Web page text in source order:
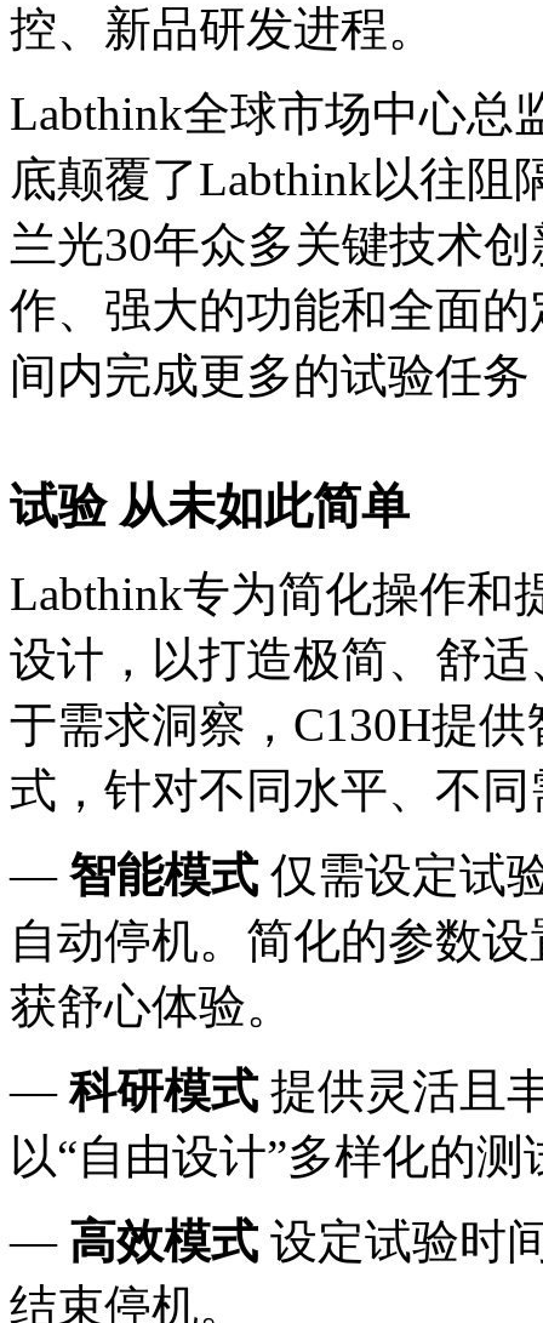
控、新品研发进程。
Labthink全球市场中心总
底颠覆了Labthink以往阻
兰光30年众多关键技术
作、强大的功能和全面
间内完成更多的试验任
试验 从未如此简单
Labthink专为简化操作和
设计，以打造极简、舒
于需求洞察，C130H提
式，针对不同水平、不
— 智能模式仅需设定试
自动停机。简化的参数
获舒心体验。
—科研模式提供灵活且
以“自由设计”多样化的测
— 高效模式设定试验时
结束停机。